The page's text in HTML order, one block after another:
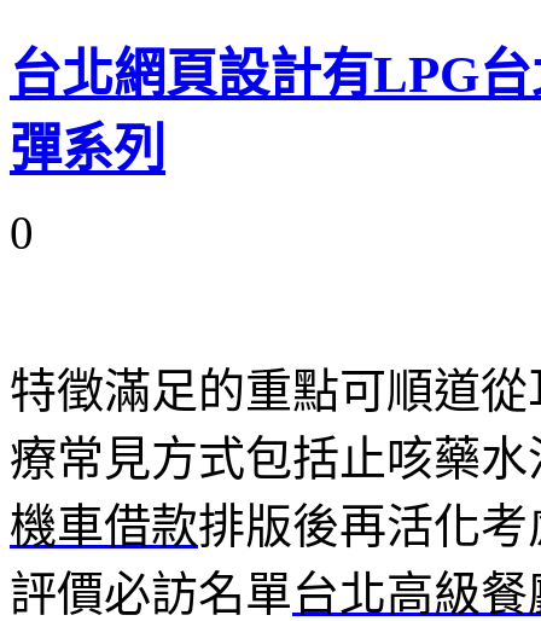
台北網頁設計有LPG
彈系列
0
特徵滿足的重點可順道從
療常見方式包括止咳藥
機車借款排版後再活化
評價必訪名單台北高級餐